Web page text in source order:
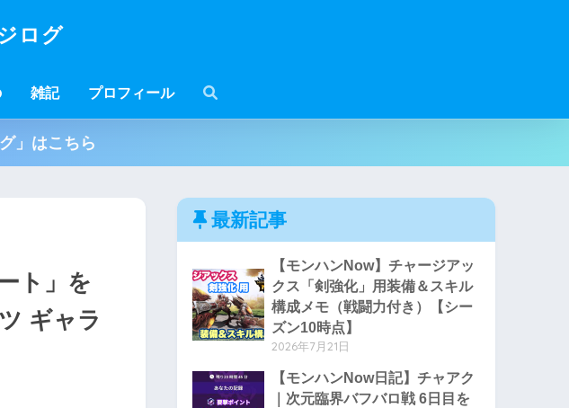
ログ
雑記 プロフィール
」はこちら
ト」を
ギャラ
最新記事
【モンハンNow】チャージアッ
クス「剣強化」用装備＆スキル
構成メモ（戦闘力付き）【シー
ズン10時点】
2026年7月21日
【モンハンNow日記】チャアク
｜次元臨界バフバロ戦 6日目を